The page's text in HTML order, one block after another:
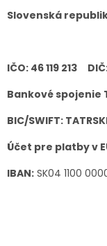
Slovenská
IČO: 46 119 213
Bankové spojenie
BIC/SWIFT:
Účet pre platby v
IBAN: SK04 1100